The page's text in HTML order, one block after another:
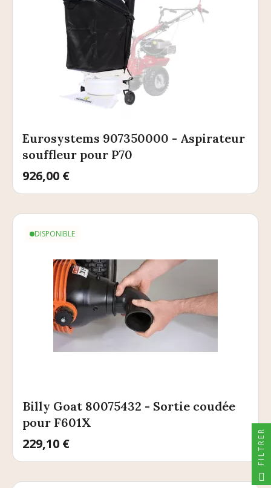
Eurosystems 907350000 - Aspirateur
souffleur pour P70
Prix
926,00 €
DISPONIBLE
Billy Goat 80075432 - Sortie coudée
pour F601X
Prix
229,10 € FILTRER